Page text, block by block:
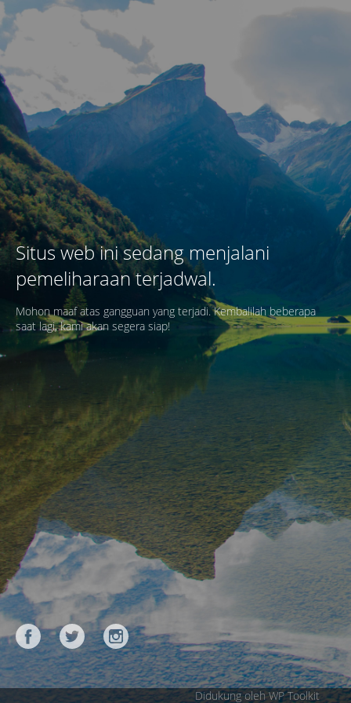
Situs web ini sedang menjalani
pemeliharaan terjadwal.
Mohon maaf atas gangguan yang terjadi. Kembalilah beberapa
saat lagi, kami akan segera siap!
Didukung oleh WP Toolkit